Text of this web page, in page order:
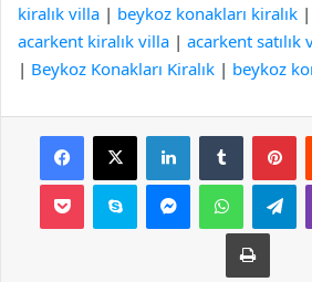
kiralık villa | beykoz konakları kiralık |
acarkent kiralık villa | acarkent satılık
| Beykoz Konakları Kiralık | beykoz
Facebook
X LinkedInTumblr
Pocket Skype MessengerWhatsApp
Yazdır